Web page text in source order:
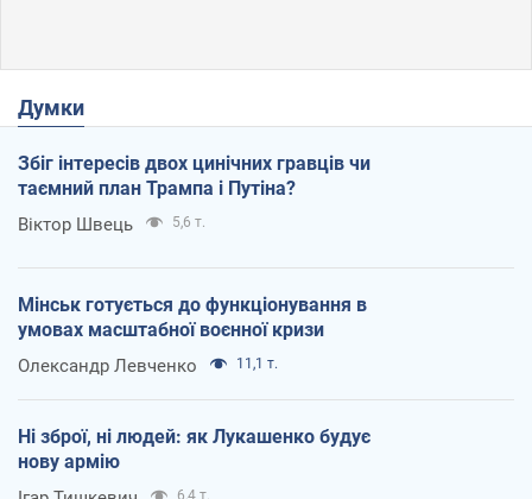
Думки
Збіг інтересів двох цинічних гравців чи
таємний план Трампа і Путіна?
Віктор Швець 5,6 т.
Мінськ готується до функціонування в
умовах масштабної воєнної кризи
Олександр Левченко 11,1 т.
Ні зброї, ні людей: як Лукашенко будує
нову армію
6,4 т.